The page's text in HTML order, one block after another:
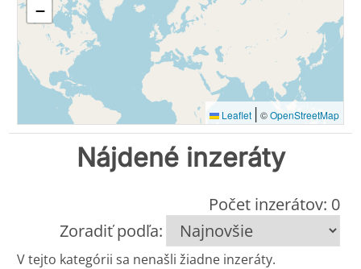
−
Leaflet | ©OpenStreetMap
Nájdené inzeráty
Počet inzerátov: 0
Zoradiť podľa:
V tejto kategórii sa nenašli žiadne inzeráty.